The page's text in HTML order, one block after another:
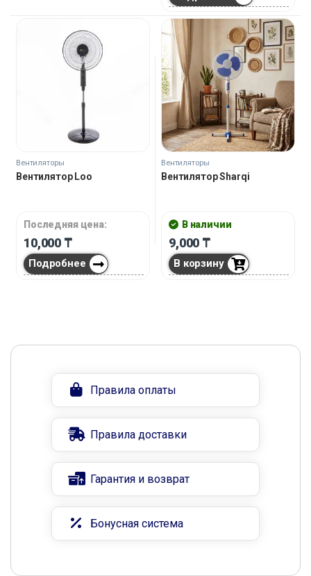
Вентиляторы
Вентилятор Loo
Последняя цена:
10,000 ₸
Подробнее
Вентиляторы
Вентилятор Sharqi
В наличии
9,000 ₸
В корзину
Правила оплаты
Правила доставки
Гарантия и возврат
Бонусная система